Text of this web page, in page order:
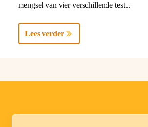
mengsel van vier verschillende test...
Lees verder